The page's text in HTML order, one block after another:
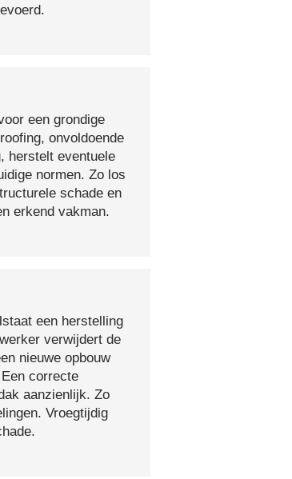
een grondige
onvoldoende
herstelt eventuele
normen. Zo los
schade en
erkend vakman.
een herstelling
verwijdert de
nieuwe opbouw
correcte
aanzienlijk. Zo
Vroegtijdig